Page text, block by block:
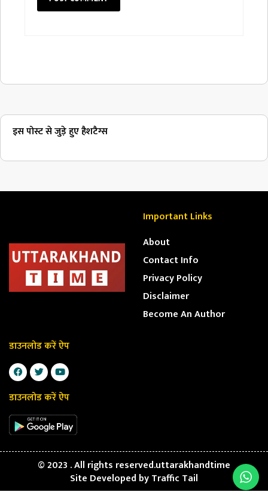
इस पोस्ट से जुड़े हुए हैशटैग्स
Important Links
About
Contact Info
Privacy Policy
Disclaimer
Become An Author
डाउनलोड करें ऐप
डाउनलोड करें ऐप
© 2023 . All rights reserved.uttarakhandtime
Site Developed byTraffic Tail